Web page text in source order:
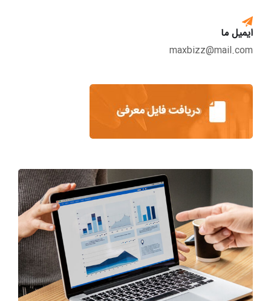
ایمیل ما
maxbizz@mail.com